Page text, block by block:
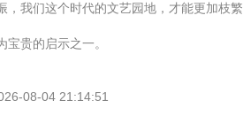
我们这个时代的文艺园地，才能更加枝
贵的启示之一。
08-04 21:14:51